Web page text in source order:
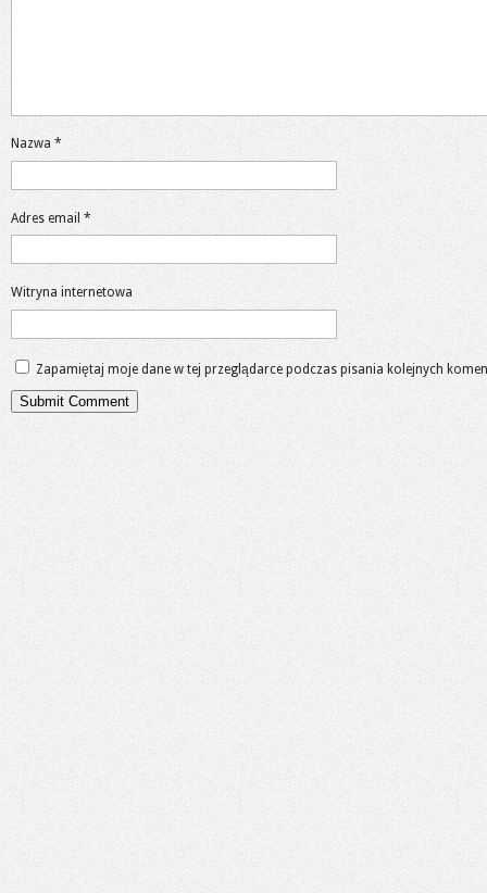
Nazwa *
Adres email *
Witryna internetowa
Zapamiętaj moje dane w tej przeglądarce podczas pisania kolejnych